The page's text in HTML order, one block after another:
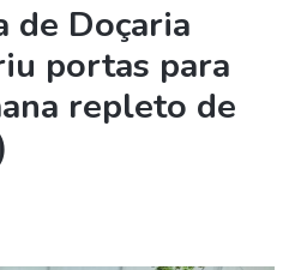
de Doçaria
portas para
repleto de